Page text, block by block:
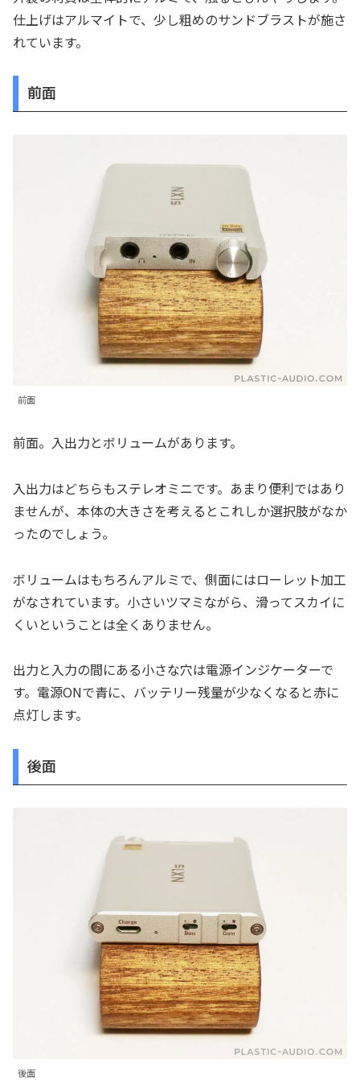
仕上げはアルマイトで、少し粗めのサンドブラストが施さ
れています。
前面
前面
前面。入出力とボリュームがあります。
入出力はどちらもステレオミニです。あまり便利ではあり
ませんが、本体の大きさを考えるとこれしか選択肢がなか
ったのでしょう。
ボリュームはもちろんアルミで、側面にはローレット加工
がなされています。小さいツマミながら、滑ってスカイに
くいということは全くありません。
出力と入力の間にある小さな穴は電源インジケーターで
す。電源ONで青に、バッテリー残量が少なくなると赤に
点灯します。
後面
後面